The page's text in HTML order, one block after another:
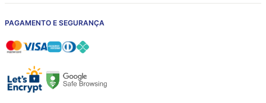
PAGAMENTO E SEGURANÇA